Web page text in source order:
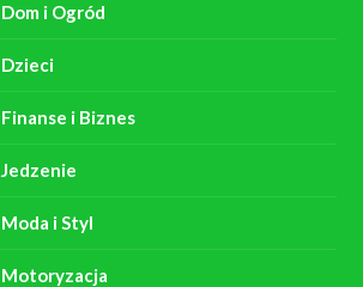
Dom i Ogród
Dzieci
Finanse i Biznes
Jedzenie
Moda i Styl
Motoryzacja